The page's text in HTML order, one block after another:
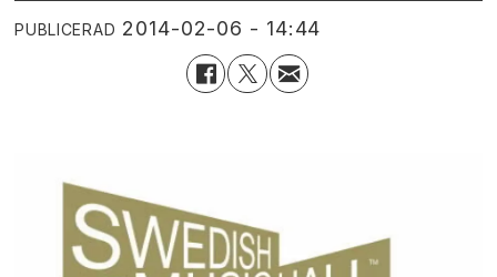
PUBLICERAD 2014-02-06 - 14:44